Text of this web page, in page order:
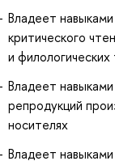
Владеет
критического
и филологических
Владеет
репродукций
носителях
Владеет